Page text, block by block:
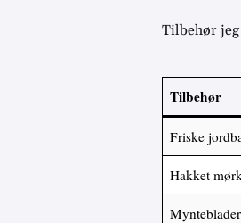
Tilbehør
Tilbehør
Friske
Hakket
Mynteblader